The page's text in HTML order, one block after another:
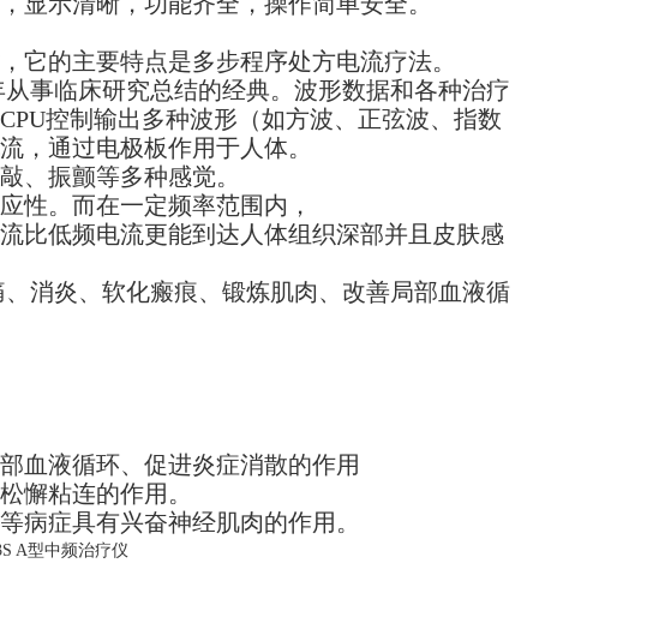
它的主要特点是多步程序处方电流疗法。
事临床研究总结的经典。波形数据和各种治疗
控制输出多种波形（如方波、正弦波、指数
，通过电极板作用于人体。
、振颤等多种感觉。
性。而在一定频率范围内，
比低频电流更能到达人体组织深部并且皮肤感
消炎、软化瘢痕、锻炼肌肉、改善局部血液循
血液循环、促进炎症消散的作用
懈粘连的作用。
症具有兴奋神经肌肉的作用。